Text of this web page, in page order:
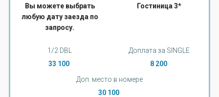
Вы можете выбрать
любую дату заезда по
запросу.
Гостиница 3*
1/2 DBL
33 100
Доплата за SINGLE
8 200
Доп. место в номере
30 100